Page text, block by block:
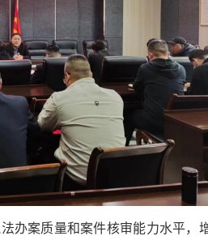
办案质量和案件核审能力水平，